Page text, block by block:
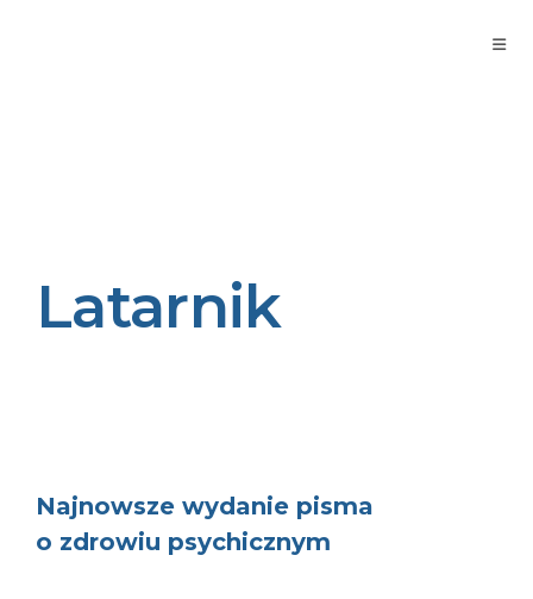
Latarnik
Najnowsze wydanie pisma
o zdrowiu psychicznym